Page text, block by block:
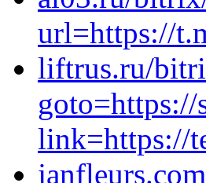
url=https://
liftrus.ru/
goto=https://
link=https://